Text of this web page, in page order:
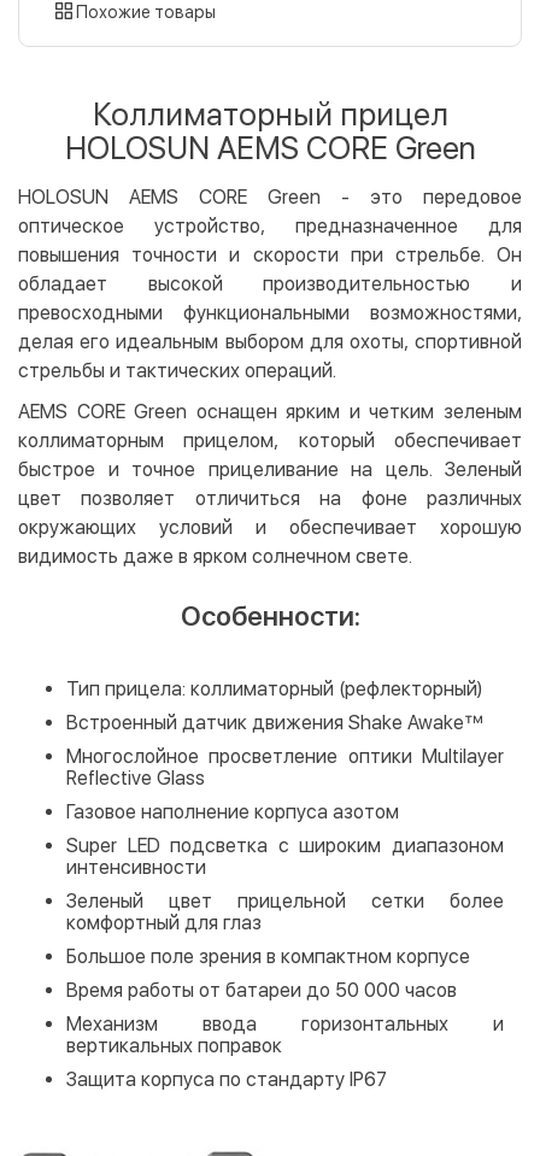
картой
LiqPay
Apple Pay
Google Pay
Безналичный расчет
Оплата на карту юр.лица
Оплата на счет юр.лица
Бесплатно
Кредит
Оплата частями (Приватбанк)
Покупка частями (Монобанк)
Похожие товары
Коллиматорный прицел
HOLOSUN AEMS CORE Green
HOLOSUN AEMS CORE Green - это передовое
оптическое устройство, предназначенное для
повышения точности и скорости при стрельбе. Он
обладает высокой производительностью и
превосходными функциональными возможностями,
делая его идеальным выбором для охоты, спортивной
стрельбы и тактических операций.
AEMS CORE Green оснащен ярким и четким зеленым
коллиматорным прицелом, который обеспечивает
быстрое и точное прицеливание на цель. Зеленый
цвет позволяет отличиться на фоне различных
окружающих условий и обеспечивает хорошую
видимость даже в ярком солнечном свете.
Особенности:
Тип прицела: коллиматорный (рефлекторный)
Встроенный датчик движения Shake Awake™
Многослойное просветление оптики Multilayer
Reflective Glass
Газовое наполнение корпуса азотом
Super LED подсветка с широким диапазоном
интенсивности
Зеленый цвет прицельной сетки более
комфортный для глаз
Большое поле зрения в компактном корпусе
Время работы от батареи до 50 000 часов
Механизм ввода горизонтальных и
вертикальных поправок
Защита корпуса по стандарту IP67